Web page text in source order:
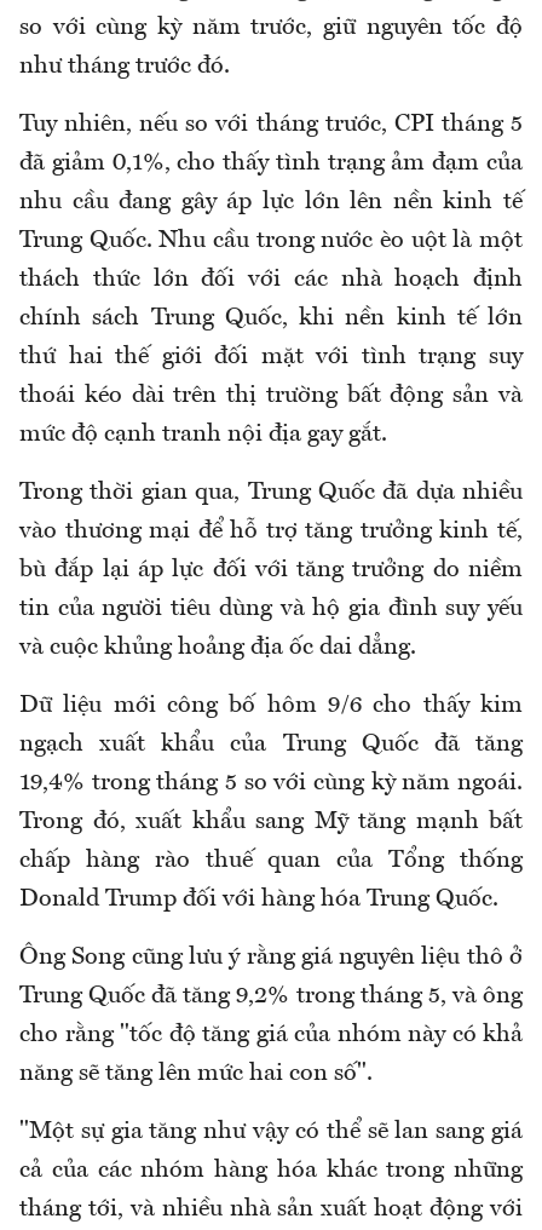
so với cùng kỳ năm trước, giữ nguyên tốc độ
như tháng trước đó.
Tuy nhiên, nếu so với tháng trước, CPI tháng 5
đã giảm 0,1%, cho thấy tình trạng ảm đạm của
nhu cầu đang gây áp lực lớn lên nền kinh tế
Trung Quốc. Nhu cầu trong nước èo uột là một
thách thức lớn đối với các nhà hoạch định
chính sách Trung Quốc, khi nền kinh tế lớn
thứ hai thế giới đối mặt với tình trạng suy
thoái kéo dài trên thị trường bất động sản và
mức độ cạnh tranh nội địa gay gắt.
Trong thời gian qua, Trung Quốc đã dựa nhiều
vào thương mại để hỗ trợ tăng trưởng kinh tế,
bù đắp lại áp lực đối với tăng trưởng do niềm
tin của người tiêu dùng và hộ gia đình suy yếu
và cuộc khủng hoảng địa ốc dai dẳng.
Dữ liệu mới công bố hôm 9/6 cho thấy kim
ngạch xuất khẩu của Trung Quốc đã tăng
19,4% trong tháng 5 so với cùng kỳ năm ngoái.
Trong đó, xuất khẩu sang Mỹ tăng mạnh bất
chấp hàng rào thuế quan của Tổng thống
Donald Trump đối với hàng hóa Trung Quốc.
Ông Song cũng lưu ý rằng giá nguyên liệu thô ở
Trung Quốc đã tăng 9,2% trong tháng 5, và ông
cho rằng "tốc độ tăng giá của nhóm này có khả
năng sẽ tăng lên mức hai con số".
"Một sự gia tăng như vậy có thể sẽ lan sang giá
cả của các nhóm hàng hóa khác trong những
tháng tới, và nhiều nhà sản xuất hoạt động với